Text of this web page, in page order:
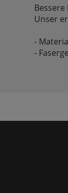
Unser
-
-